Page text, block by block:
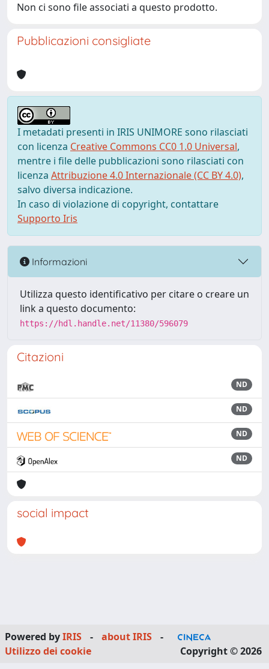
Non ci sono file associati a questo prodotto.
Pubblicazioni consigliate
I metadati presenti in IRIS UNIMORE sono rilasciati
con licenza Creative Commons CC0 1.0 Universal,
mentre i file delle pubblicazioni sono rilasciati con
licenza Attribuzione 4.0 Internazionale (CC BY 4.0),
salvo diversa indicazione.
In caso di violazione di copyright, contattare
Supporto Iris
Informazioni
Utilizza questo identificativo per citare o creare un
link a questo documento:
https://hdl.handle.net/11380/596079
Citazioni
ND
ND
ND
ND
social impact
Powered byIRIS - about IRIS
-
Utilizzo dei cookie
Copyright © 2026